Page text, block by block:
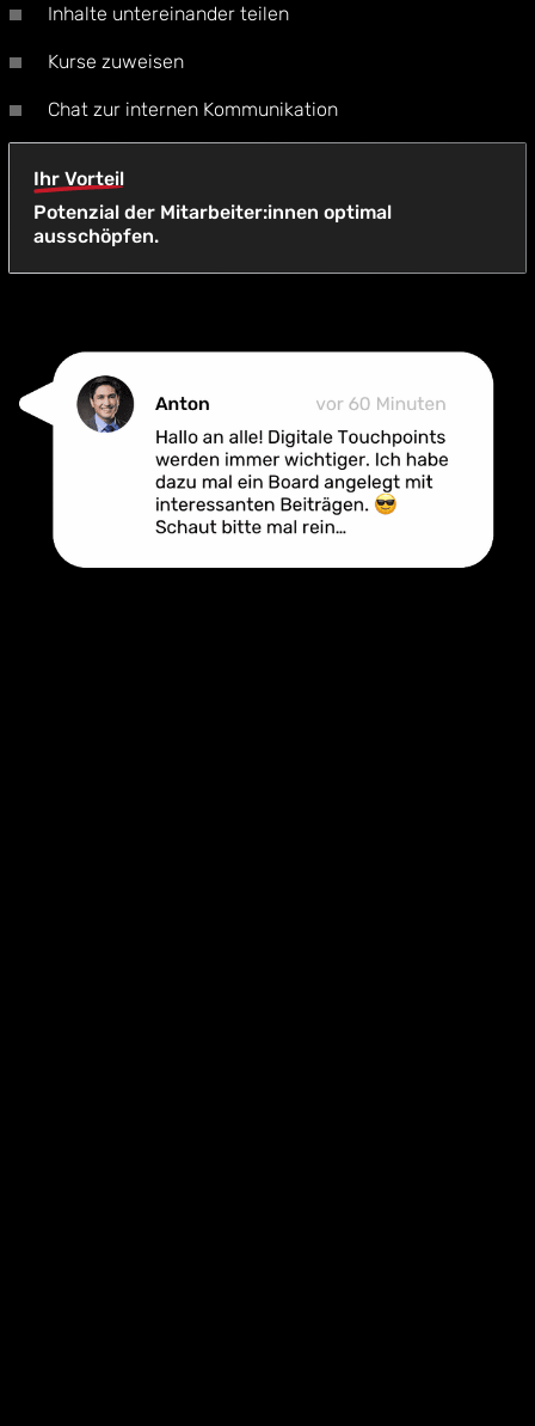
Inhalte untereinander teilen
Kurse zuweisen
Chat zur internen Kommunikation
Ihr Vorteil
Potenzial der Mitarbeiter:innen optimal
ausschöpfen.